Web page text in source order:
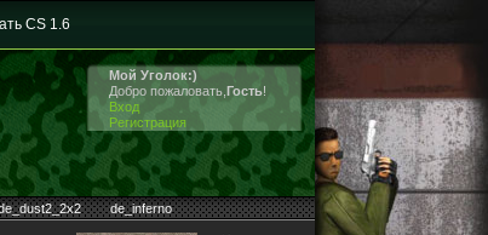
CS 1.6
Мой Уголок:)
Добро пожаловать, Гость!
Вход
Регистрация
de_inferno